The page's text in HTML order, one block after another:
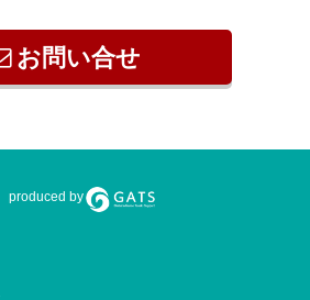
お問い合せ
produced by